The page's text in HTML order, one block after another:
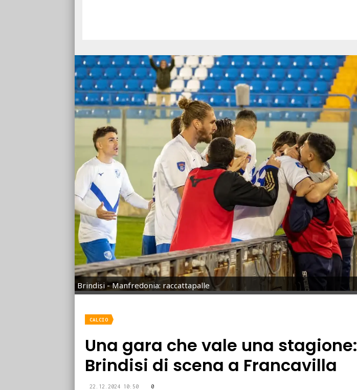
Brindisi - Manfredonia: raccattapalle
CALCIO
Una gara che vale una stagione:
Brindisi di scena a Francavilla
22.12.2024 10:50 0